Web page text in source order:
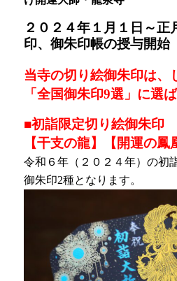
２０２４年１月１日～正
印、御朱印帳の授与開始
当寺の切り絵御朱印は、
「全国御朱印9選」に選ば
■初詣限定切り絵御朱印
【干支の龍】【開運の鳳
令和６年（２０２４年）の初
御朱印2種となります。